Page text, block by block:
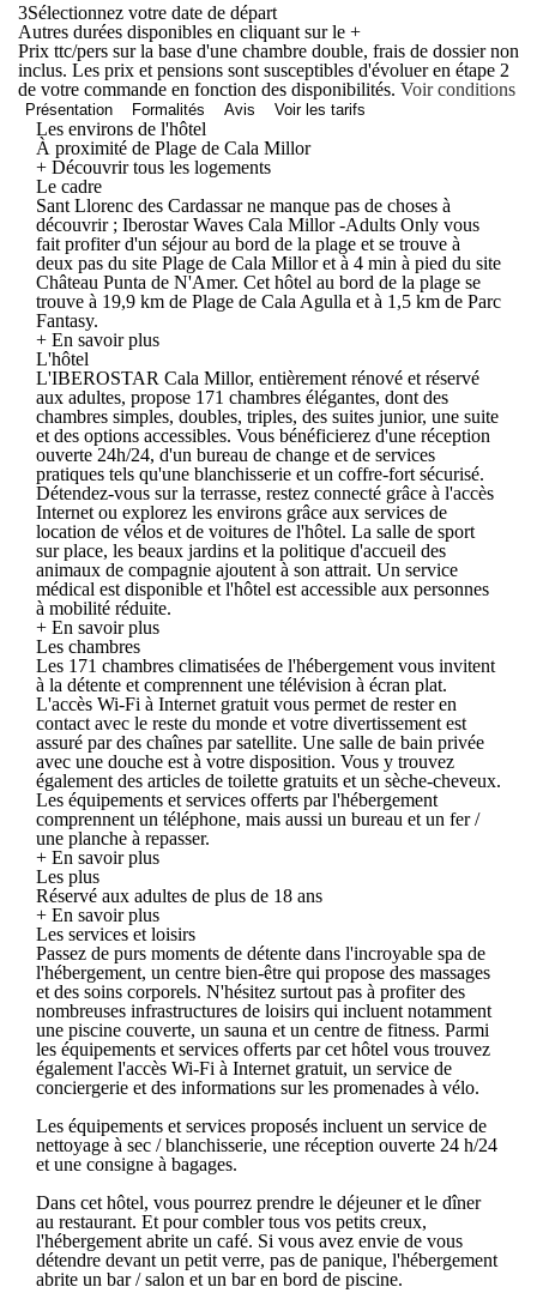
3Sélectionnez votre date de départ
Autres durées disponibles en cliquant sur le +
Prix ttc/pers sur la base d'une chambre double, frais de dossier non
inclus. Les prix et pensions sont susceptibles d'évoluer en étape 2
de votre commande en fonction des disponibilités. Voir conditions
Présentation Formalités Avis Voir les tarifs
Les environs de l'hôtel
À proximité de Plage de Cala Millor
+ Découvrir tous les logements
Le cadre
Sant Llorenc des Cardassar ne manque pas de choses à
découvrir ; Iberostar Waves Cala Millor -Adults Only vous
fait profiter d'un séjour au bord de la plage et se trouve à
deux pas du site Plage de Cala Millor et à 4 min à pied du site
Château Punta de N'Amer. Cet hôtel au bord de la plage se
trouve à 19,9 km de Plage de Cala Agulla et à 1,5 km de Parc
Fantasy.
+ En savoir plus
L'hôtel
L'IBEROSTAR Cala Millor, entièrement rénové et réservé
aux adultes, propose 171 chambres élégantes, dont des
chambres simples, doubles, triples, des suites junior, une suite
et des options accessibles. Vous bénéficierez d'une réception
ouverte 24h/24, d'un bureau de change et de services
pratiques tels qu'une blanchisserie et un coffre-fort sécurisé.
Détendez-vous sur la terrasse, restez connecté grâce à l'accès
Internet ou explorez les environs grâce aux services de
location de vélos et de voitures de l'hôtel. La salle de sport
sur place, les beaux jardins et la politique d'accueil des
animaux de compagnie ajoutent à son attrait. Un service
médical est disponible et l'hôtel est accessible aux personnes
à mobilité réduite.
+ En savoir plus
Les chambres
Les 171 chambres climatisées de l'hébergement vous invitent
à la détente et comprennent une télévision à écran plat.
L'accès Wi-Fi à Internet gratuit vous permet de rester en
contact avec le reste du monde et votre divertissement est
assuré par des chaînes par satellite. Une salle de bain privée
avec une douche est à votre disposition. Vous y trouvez
également des articles de toilette gratuits et un sèche-cheveux.
Les équipements et services offerts par l'hébergement
comprennent un téléphone, mais aussi un bureau et un fer /
une planche à repasser.
+ En savoir plus
Les plus
Réservé aux adultes de plus de 18 ans
+ En savoir plus
Les services et loisirs
Passez de purs moments de détente dans l'incroyable spa de
l'hébergement, un centre bien-être qui propose des massages
et des soins corporels. N'hésitez surtout pas à profiter des
nombreuses infrastructures de loisirs qui incluent notamment
une piscine couverte, un sauna et un centre de fitness. Parmi
les équipements et services offerts par cet hôtel vous trouvez
également l'accès Wi-Fi à Internet gratuit, un service de
conciergerie et des informations sur les promenades à vélo.
Les équipements et services proposés incluent un service de
nettoyage à sec / blanchisserie, une réception ouverte 24 h/24
et une consigne à bagages.
Dans cet hôtel, vous pourrez prendre le déjeuner et le dîner
au restaurant. Et pour combler tous vos petits creux,
l'hébergement abrite un café. Si vous avez envie de vous
détendre devant un petit verre, pas de panique, l'hébergement
abrite un bar / salon et un bar en bord de piscine.